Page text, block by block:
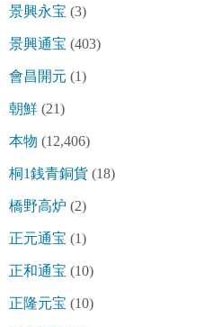
景興永宝 (3)
景興通宝 (403)
會昌開元 (1)
朝鮮 (21)
本物 (12,406)
桐1銭青銅貨 (18)
橋野高炉 (2)
正元通宝 (1)
正和通宝 (10)
正隆元宝 (10)